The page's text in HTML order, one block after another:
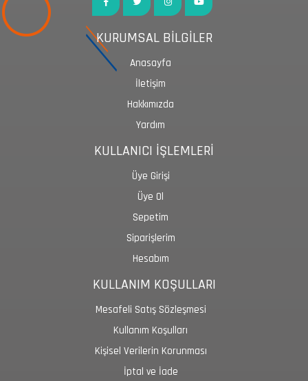
KURUMSAL BİLGİLER
Anasayfa
İletişim
Hakkımızda
Yardım
KULLANICI İŞLEMLERİ
Üye Girişi
Üye Ol
Sepetim
Siparişlerim
Hesabım
KULLANIM KOŞULLARI
Mesafeli Satış Sözleşmesi
Kullanım Koşulları
Kişisel Verilerin Korunması
İptal ve İade